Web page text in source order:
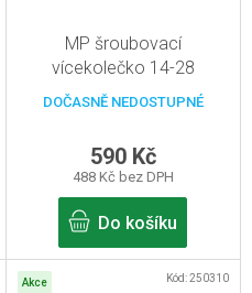
MP šroubovací
vícekolečko 14-28
DOČASNĚ NEDOSTUPNÉ
488 Kč bez DPH
590 Kč
Do košíku
Akce Kód:250310